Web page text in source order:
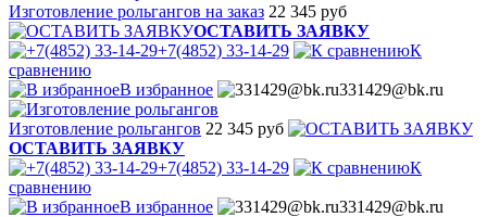
Изготовление рольгангов на заказ 22 345 руб
ОСТАВИТЬ ЗАЯВКУ
+7(4852) 33-14-29
К
сравнению
В избранное
331429@bk.ru
Изготовление рольгангов 22 345 руб
ОСТАВИТЬ ЗАЯВКУ
+7(4852) 33-14-29
К
сравнению
В избранное
331429@bk.ru